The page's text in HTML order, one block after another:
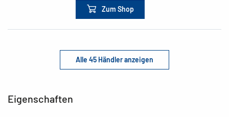
Zum Shop
Alle 45 Händler anzeigen
Eigenschaften